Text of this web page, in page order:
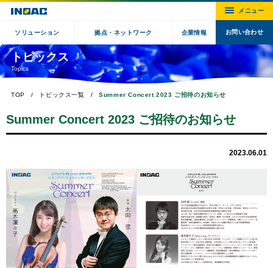
ソリューション 拠点・ネットワーク 企業情報 お問い合わせ
トピックス
Topics
TOP トピックス一覧 Summer Concert 2023 ご招待のお知らせ
Summer Concert 2023 ご招待のお知らせ
2023.06.01